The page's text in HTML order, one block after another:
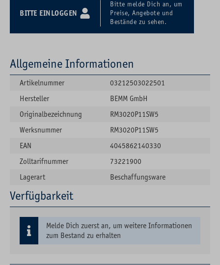
BITTE EINLOGGEN
Bitte melde Dich an, um
Preise, Angebote und
Bestände zu sehen.
Allgemeine Informationen
Artikelnummer
03212503022501
Hersteller
BEMM GmbH
Originalbezeichnung
RM3020P11SW5
Werksnummer
RM3020P11SW5
EAN
4045862140330
Zolltarifnummer
73221900
Lagerart
Beschaffungsware
Verfügbarkeit
Melde Dich zuerst an, um weitere Informationen
zum Bestand zu erhalten